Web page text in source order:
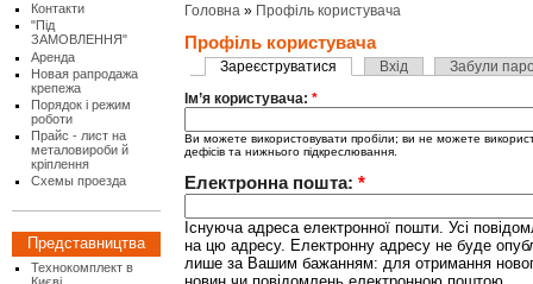
Контакти
"Під
ЗАМОВЛЕННЯ"
Аренда
Новая рапродажа
крепежа
Порядок і режим
роботи
Прайс - лист на
металовироби й
кріплення
Схемы проезда
Представництва
Технокомплект в
Києві
Головна » Профіль користувача
Профіль користувача
Зареєструватися Вхід
Забули
Ім’я користувача: *
Ви можете використовувати пробіли; ви не можете
дефісів та нижнього підкреслювання.
Електронна пошта: *
Існуюча адреса електронної пошти. Усі
на цю адресу. Електронну адресу не буде
лише за Вашим бажанням: для отримання